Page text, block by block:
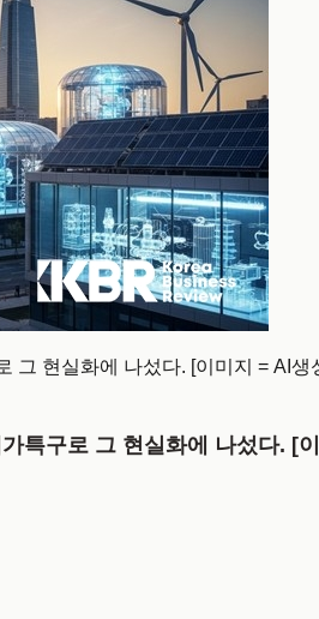
그 현실화에 나섰다. [이미지 = AI
특구로 그 현실화에 나섰다. [